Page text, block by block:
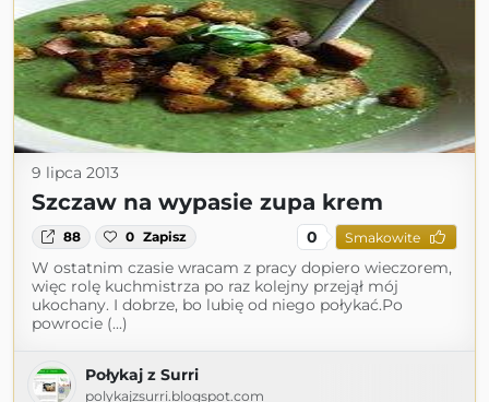
9 lipca 2013
Szczaw na wypasie zupa krem
88 0 Zapisz 0 Smakowite
W ostatnim czasie wracam z pracy dopiero wieczorem,
więc rolę kuchmistrza po raz kolejny przejął mój
ukochany. I dobrze, bo lubię od niego połykać.Po
powrocie (...)
Połykaj z Surri
polykajzsurri.blogspot.com